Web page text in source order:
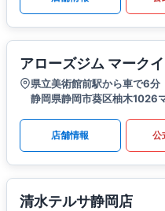
アローズジム マーク
県立美術館前駅から車で6分
静岡県静岡市葵区柚木1026
店舗情報 公
清水テルサ静岡店